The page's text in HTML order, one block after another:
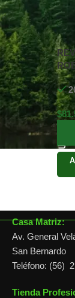
Inicio
X
$
Casa Matriz:
Av. General
San Bernardo
Teléfono: (56)
Tienda